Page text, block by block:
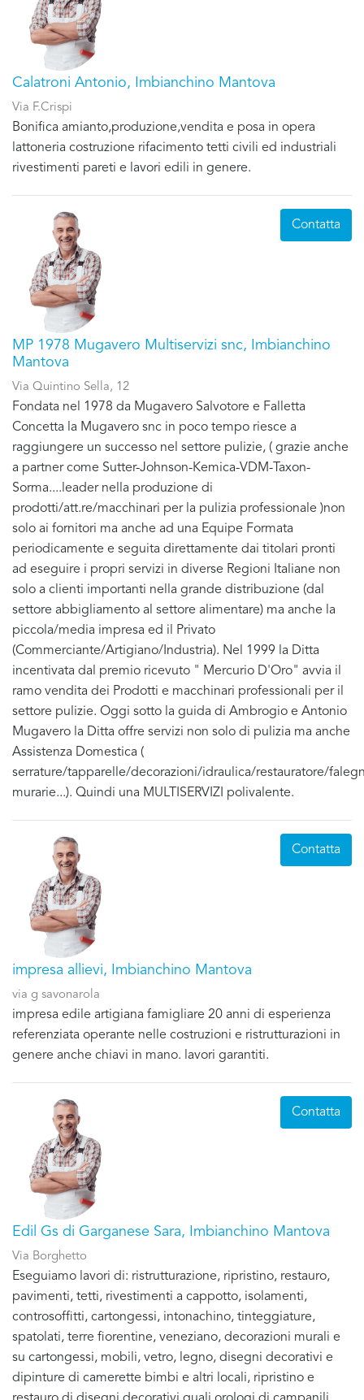
Calatroni Antonio, Imbianchino Mantova
Via F.Crispi
Bonifica amianto,produzione,vendita e posa in opera
lattoneria costruzione rifacimento tetti civili ed industriali
rivestimenti pareti e lavori edili in genere.
MP 1978 Mugavero Multiservizi snc, Imbianchino
Mantova
Via Quintino Sella, 12
Fondata nel 1978 da Mugavero Salvotore e Falletta
Concetta la Mugavero snc in poco tempo riesce a
raggiungere un successo nel settore pulizie, ( grazie anche
a partner come Sutter-Johnson-Kemica-VDM-Taxon-
Sorma....leader nella produzione di
prodotti/att.re/macchinari per la pulizia professionale )non
solo ai fornitori ma anche ad una Equipe Formata
periodicamente e seguita direttamente dai titolari pronti
ad eseguire i propri servizi in diverse Regioni Italiane non
solo a clienti importanti nella grande distribuzione (dal
settore abbigliamento al settore alimentare) ma anche la
piccola/media impresa ed il Privato
(Commerciante/Artigiano/Industria). Nel 1999 la Ditta
incentivata dal premio ricevuto " Mercurio D'Oro" avvia il
ramo vendita dei Prodotti e macchinari professionali per il
settore pulizie. Oggi sotto la guida di Ambrogio e Antonio
Mugavero la Ditta offre servizi non solo di pulizia ma anche
Assistenza Domestica (
serrature/tapparelle/decorazioni/idraulica/restauratore/
murarie...). Quindi una MULTISERVIZI polivalente.
Contatta
impresa allievi, Imbianchino Mantova
via g savonarola
impresa edile artigiana famigliare 20 anni di esperienza
referenziata operante nelle costruzioni e ristrutturazioni in
genere anche chiavi in mano. lavori garantiti.
Contatta
Edil Gs di Garganese Sara, Imbianchino Mantova
Via Borghetto
Eseguiamo lavori di: ristrutturazione, ripristino, restauro,
pavimenti, tetti, rivestimenti a cappotto, isolamenti,
controsoffitti, cartongessi, intonachino, tinteggiature,
spatolati, terre fiorentine, veneziano, decorazioni murali e
su cartongessi, mobili, vetro, legno, disegni decorativi e
dipinture di camerette bimbi e altri locali, ripristino e
Contatta